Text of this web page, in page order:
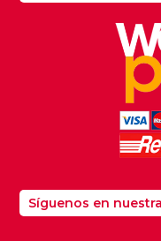
Síguenos en